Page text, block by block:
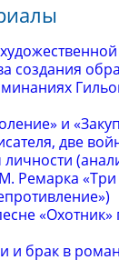
создания
и
две
Ремарка
«Охотник»
и брак в